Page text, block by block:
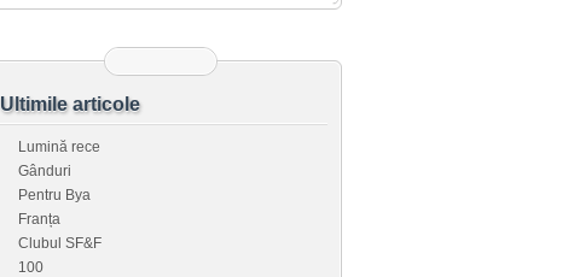
Ultimile articole
Lumină rece
Gânduri
Pentru Bya
Franța
Clubul SF&F
100